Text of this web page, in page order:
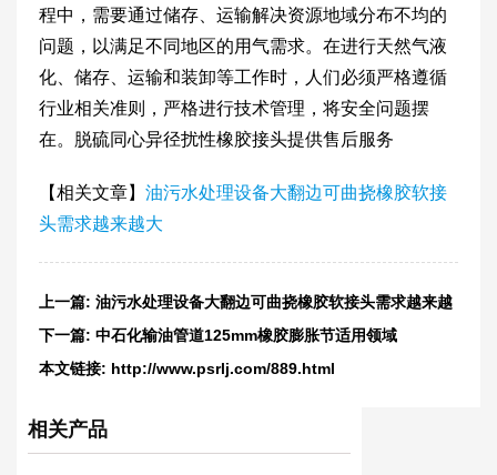
程中，需要通过储存、运输解决资源地域分布不均的
问题，以满足不同地区的用气需求。在进行天然气液
化、储存、运输和装卸等工作时，人们必须严格遵循
行业相关准则，严格进行技术管理，将安全问题摆
在。脱硫同心异径扰性橡胶接头提供售后服务
【相关文章】 油污水处理设备大翻边可曲挠橡胶软接
头需求越来越大
上一篇: 油污水处理设备大翻边可曲挠橡胶软接头需求越来越
大
下一篇: 中石化输油管道125mm橡胶膨胀节适用领域
本文链接: http://www.psrlj.com/889.html
相关产品